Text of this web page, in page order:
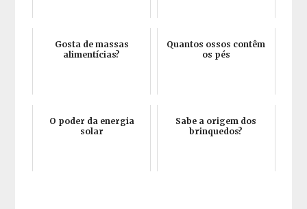
Gosta de massas
alimentícias?
Quantos ossos contêm
os pés
O poder da energia
solar
Sabe a origem dos
brinquedos?